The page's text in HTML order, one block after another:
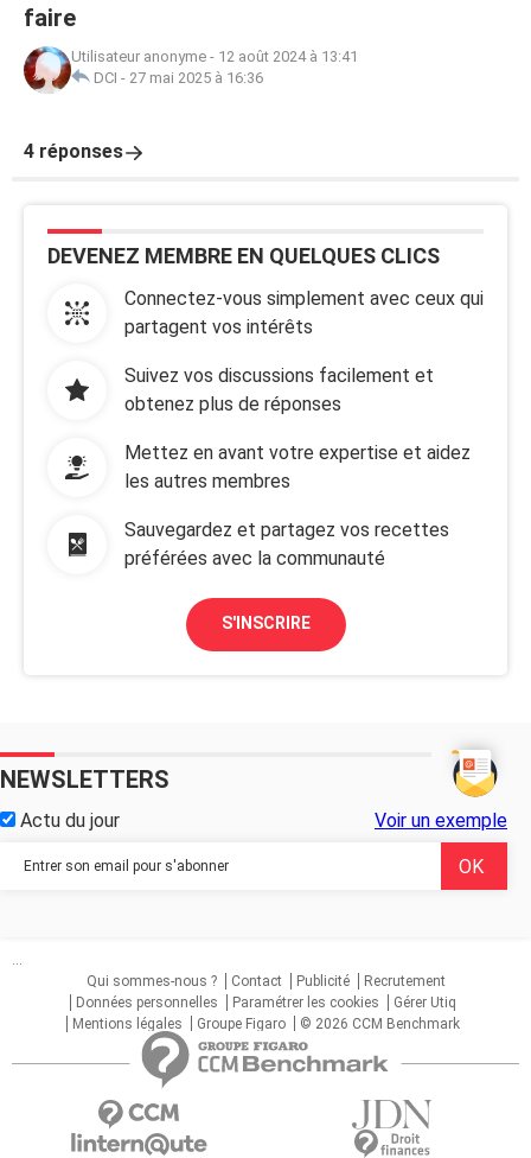
faire
Utilisateur anonyme - 12 août 2024 à 13:41
DCI - 27 mai 2025 à 16:36
4 réponses
DEVENEZ MEMBRE EN QUELQUES CLICS
Connectez-vous simplement avec ceux qui
partagent vos intérêts
Suivez vos discussions facilement et
obtenez plus de réponses
Mettez en avant votre expertise et aidez
les autres membres
Sauvegardez et partagez vos recettes
préférées avec la communauté
S'INSCRIRE
NEWSLETTERS
Actu du jour Voir un exemple
...
Qui sommes-nous ?
Contact Publicité
Recrutement
Données personnelles
Paramétrer les cookies
Gérer Utiq
Mentions légales
Groupe Figaro © 2026 CCM Benchmark